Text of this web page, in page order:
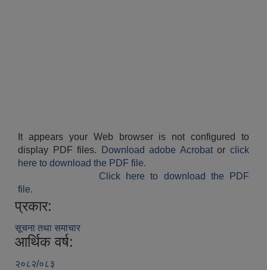
It appears your Web browser is not configured to
display PDF files.
Download adobe Acrobatorclick
here to download the PDF file.
Click here to download the PDF
file.
प्रकार:
सूचना तथा समाचार
आर्थिक वर्ष:
२०८२/०८३